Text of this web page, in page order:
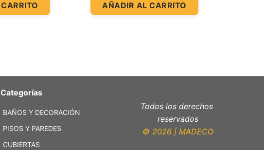
AÑADIR AL CARRITO
Categorías
BAÑOS Y DECORACIÓN
PISOS Y PAREDES
CUBIERTAS
Todos los derechos
reservados
© 2026 | MADECO